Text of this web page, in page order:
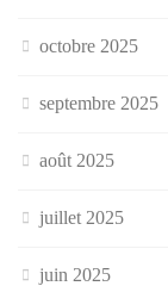
octobre 2025
septembre 2025
août 2025
juillet 2025
juin 2025